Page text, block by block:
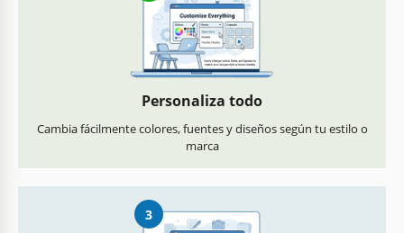
Personaliza todo
Cambia fácilmente colores, fuentes y diseños según tu estilo o
marca
3